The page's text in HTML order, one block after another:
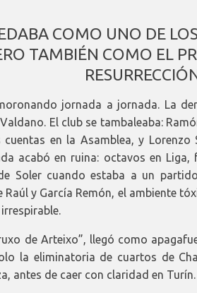
COMO UNO DE
TAMBIÉN COMO EL
jornada a jornada. La
El club se tambaleaba:
en la Asamblea, y
acabó en ruina: octavos en
Soler cuando estaba a un
Raúl y García Remón, el ambiente
de Arteixo”, llegó como
la eliminatoria de cuartos de
antes de caer con claridad en Turín.